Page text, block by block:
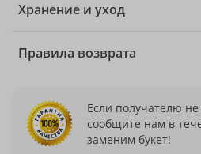
Хранение и уход
Правила возврата
Если получателю
сообщите нам в
заменим букет!